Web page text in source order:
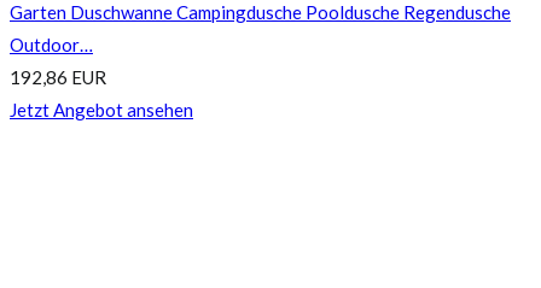
Garten Duschwanne Campingdusche Pooldusche Regendusche
Outdoor…
192,86 EUR
Jetzt Angebot ansehen